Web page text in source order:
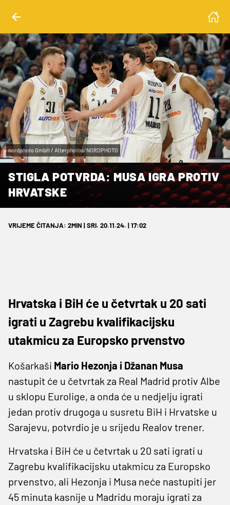
nordphoto GmbH / Alterphotos/NORDPHOTO
STIGLA POTVRDA: MUSA IGRA PROTIV
HRVATSKE
VRIJEME ČITANJA: 2MIN | SRI. 20.11.24. | 17:02
Hrvatska i BiH će u četvrtak u 20 sati
igrati u Zagrebu kvalifikacijsku
utakmicu za Europsko prvenstvo
Košarkaši Mario Hezonja i Džanan Musa
nastupit će u četvrtak za Real Madrid protiv Albe
u sklopu Eurolige, a onda će u nedjelju igrati
jedan protiv drugoga u susretu BiH i Hrvatske u
Sarajevu, potvrdio je u srijedu Realov trener.
Hrvatska i BiH će u četvrtak u 20 sati igrati u
Zagrebu kvalifikacijsku utakmicu za Europsko
prvenstvo, ali Hezonja i Musa neće nastupiti jer
45 minuta kasnije u Madridu moraju igrati za